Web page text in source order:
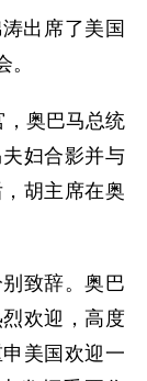
出席了美国
奥巴马总统
妇合影并与
胡主席在奥
致辞。奥巴
欢迎，高度
美国欢迎一